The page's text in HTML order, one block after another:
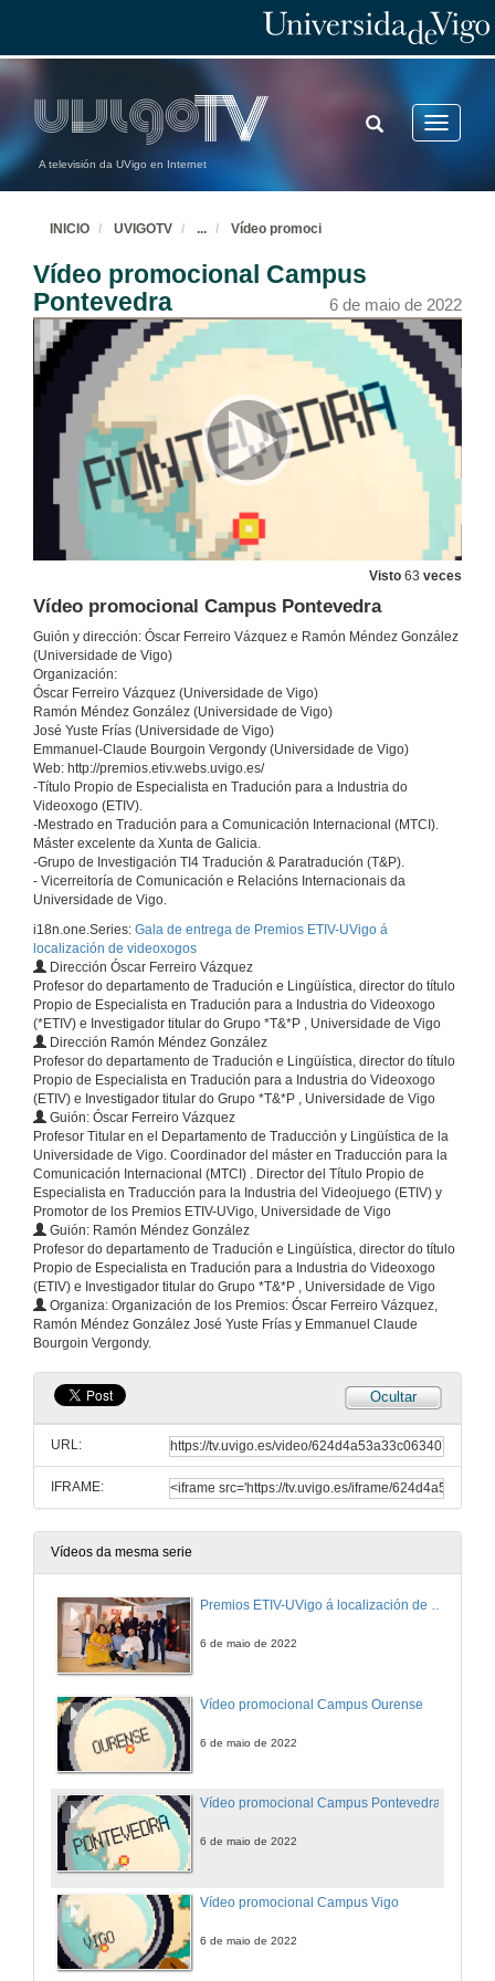
A televisión da UVigo en Internet
Toggle
TOGGLE
SEARCH
INICIO UVIGOTV ... Vídeo promoci
Vídeo promocional Campus
Pontevedra
6 de maio de 2022
Visto 63 veces
Vídeo promocional Campus Pontevedra
Guión y dirección: Óscar Ferreiro Vázquez e Ramón Méndez González
(Universidade de Vigo)
Organización:
Óscar Ferreiro Vázquez (Universidade de Vigo)
Ramón Méndez González (Universidade de Vigo)
José Yuste Frías (Universidade de Vigo)
Emmanuel-Claude Bourgoin Vergondy (Universidade de Vigo)
Web: http://premios.etiv.webs.uvigo.es/
-Título Propio de Especialista en Tradución para a Industria do
Videoxogo (ETIV).
-Mestrado en Tradución para a Comunicación Internacional (MTCI).
Máster excelente da Xunta de Galicia.
-Grupo de Investigación TI4 Tradución & Paratradución (T&P).
- Vicerreitoría de Comunicación e Relacións Internacionais da
Universidade de Vigo.
i18n.one.Series: Gala de entrega de Premios ETIV-UVigo á
localización de videoxogos
Dirección Óscar Ferreiro Vázquez
Profesor do departamento de Tradución e Lingüística, director do título
Propio de Especialista en Tradución para a Industria do Videoxogo
(*ETIV) e Investigador titular do Grupo *T&*P , Universidade de Vigo
Dirección Ramón Méndez González
Profesor do departamento de Tradución e Lingüística, director do título
Propio de Especialista en Tradución para a Industria do Videoxogo
(ETIV) e Investigador titular do Grupo *T&*P , Universidade de Vigo
Guión: Óscar Ferreiro Vázquez
Profesor Titular en el Departamento de Traducción y Lingüística de la
Universidade de Vigo. Coordinador del máster en Traducción para la
Comunicación Internacional (MTCI) . Director del Título Propio de
Especialista en Traducción para la Industria del Videojuego (ETIV) y
Promotor de los Premios ETIV-UVigo, Universidade de Vigo
Guión: Ramón Méndez González
Profesor do departamento de Tradución e Lingüística, director do título
Propio de Especialista en Tradución para a Industria do Videoxogo
(ETIV) e Investigador titular do Grupo *T&*P , Universidade de Vigo
Organiza: Organización de los Premios: Óscar Ferreiro Vázquez,
Ramón Méndez González José Yuste Frías y Emmanuel Claude
Bourgoin Vergondy.
Ocultar
URL:
IFRAME:
Vídeos da mesma serie
Premios ETIV-UVigo á localización de videoxogos
6 de maio de 2022
Vídeo promocional Campus Ourense
6 de maio de 2022
Vídeo promocional Campus Pontevedra
6 de maio de 2022
Vídeo promocional Campus Vigo
6 de maio de 2022